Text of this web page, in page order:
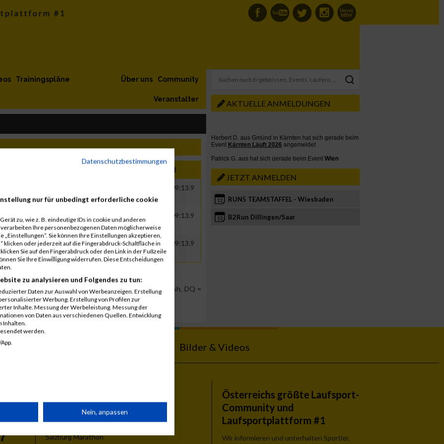
Trainingspläne Community
Über uns
Veranstalter
Brut
01:09:13.9
GER VWA / BBC / WPV 00:56:53.8 01:09:13.9
GER VWA / BBC / WPV 00:56:53.8 01:09:13.9
Position, DNS = Did not start, DNF = Did not finish, DQ =
AKTUELLE ANMELDUNGEN
JETZT ANMELDEN
12 RUN5 TEAMSTAFFEL - Wiesbaden
13 B2Run Dillingen/Saar
Bilder & Videos
Vienna City Marathon
Salzburg Marathon
Österreichs größte Laufsport-
Community und
Laufsportplattform #1
Wir informieren und unterhalten Sportler,
Datenschutzbestimmungen
nur für unbedingt erforderliche cookie
zu, wie z. B. eindeutige IDs in cookie und anderen
Ihre personenbezogenen Daten möglicherweise
Sie können Ihre Einstellungen akzeptieren,
klicken oder jederzeit auf die Fingerabdruck-Schaltfläche in
Sie auf den Fingerabdruck oder den Link in der Fußzeile
Sie Ihre Einwilligung widerrufen. Diese Entscheidungen
zu analysieren und Folgendes zu tun:
Daten zur Auswahl von Werbeanzeigen. Erstellung
Werbung. Erstellung von Profilen zur
Inhalte. Messung der Werbeleistung. Messung der
von Daten aus verschiedenen Quellen. Entwicklung
Inhalten.
werden.
Nein, anpassen